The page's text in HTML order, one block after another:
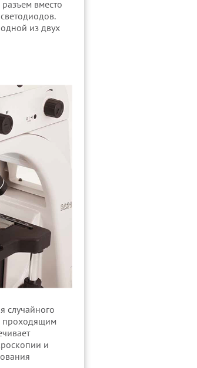
вместо
из двух
случайного
проходящим
и